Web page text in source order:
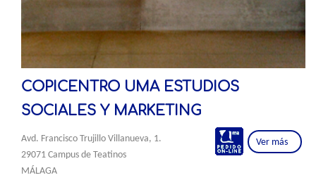
COPICENTRO UMA ESTUDIOS
SOCIALES Y MARKETING
Avd. Francisco Trujillo Villanueva, 1.
29071 Campus de Teatinos
MÁLAGA
Ver más